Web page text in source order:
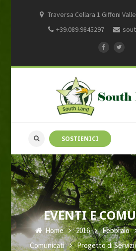
Traversa Cellara 1 Giffoni
+39.089.9845297
SOSTIENICI
EVENTI E
Home 2016 Febbraio
Comunicati
Progetto di